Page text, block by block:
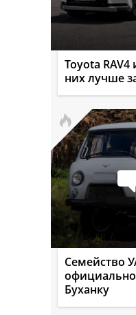
Toyota RAV4
них лучше
Семейство
Буханку